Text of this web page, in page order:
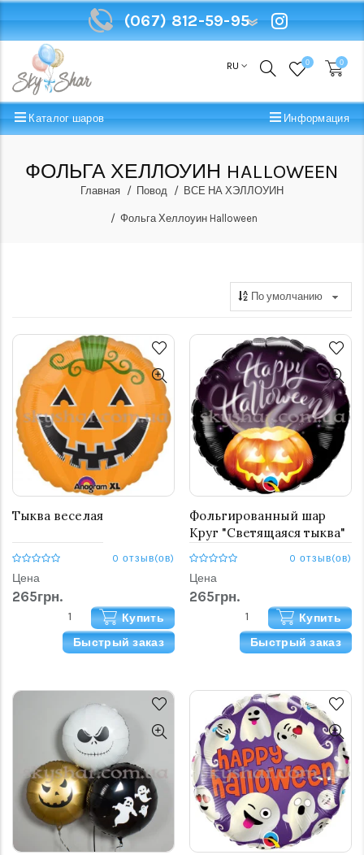
(067) 812-59-95
RU 0 0
Каталог шаров Информация
ФОЛЬГА ХЕЛЛОУИН HALLOWEEN
Главная Повод ВСЕ НА ХЭЛЛОУИН
Фольга Хеллоуин Halloween
Тыква веселая
0 отзыв(ов)
Цена
265грн.
Купить
Быстрый заказ
Фольгированный шар
Круг "Светящаяся тыква"
0 отзыв(ов)
Цена
265грн.
Купить
Быстрый заказ